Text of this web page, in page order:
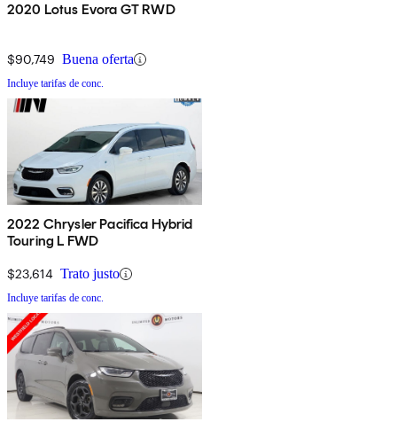
2020 Lotus Evora GT RWD
$90,749 Buena oferta
Incluye tarifas de conc.
2022 Chrysler Pacifica Hybrid
Touring L FWD
$23,614 Trato justo
Incluye tarifas de conc.